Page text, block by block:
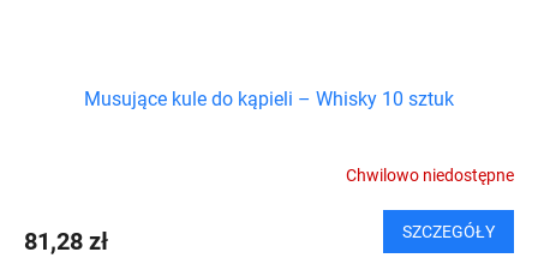
Musujące kule do kąpieli – Whisky 10 sztuk
Chwilowo niedostępne
81,28 zł SZCZEGÓŁY